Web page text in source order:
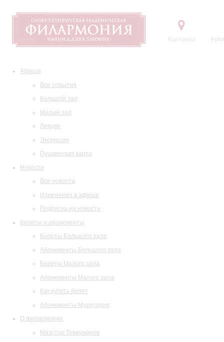
Контакты
Афиша
Все события
Большой зал
Малый зал
Лекции
Экскурсии
Пушкинская карта
Новости
Все новости
Изменения в афише
Подписка на новости
Билеты и абонементы
Билеты Большого зала
Абонементы Большого зала
Билеты Малого зала
Абонементы Малого зала
Как купить билет
Абонементы Музитория
О филармонии
Маэстро Темирканов